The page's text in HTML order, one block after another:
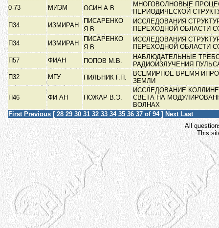
0-73
МИЭМ ОСИН А.В.
МНОГОВОЛНОВЫЕ
ПЕРИОДИЧЕСКОЙ
П34
ИЗМИРАН
ПИСАРЕНКО
Я.В.
ИССЛЕДОВАНИЯ
ПЕРЕХОДНОЙ ОБЛАСТИ
П34
ИЗМИРАН
ПИСАРЕНКО
Я.В.
ИССЛЕДОВАНИЯ
ПЕРЕХОДНОЙ ОБЛАСТИ
П57
ФИАН ПОПОВ М.В.
НАБЛЮДАТЕЛЬНЫЕ
РАДИОИЗЛУЧЕНИЯ
П32
МГУ ПИЛЬНИК Г.П.
ВСЕМИРНОЕ ВРЕМЯ
ЗЕМЛИ
П46 ФИ АН ПОЖАР В.Э.
ИССЛЕДОВАНИЕ
СВЕТА НА
ВОЛНАХ
First Previous [ 28 29 30 31 32 33 34 35 36 37 of 94 ] Next Last
All
This